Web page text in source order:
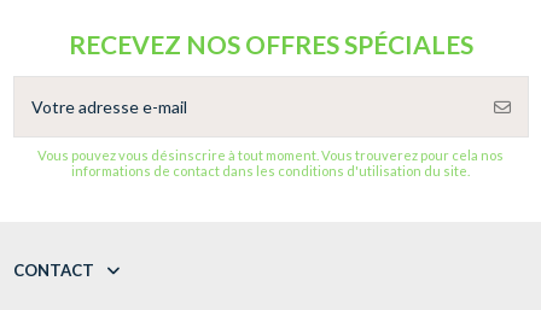
RECEVEZ NOS OFFRES SPÉCIALES
Vous pouvez vous désinscrire à tout moment. Vous trouverez pour cela nos
informations de contact dans les conditions d'utilisation du site.
CONTACT